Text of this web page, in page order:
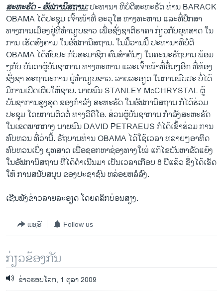
ສະຫະຣັດ - ອັຟການິສຖານ:ປະທານາ ທິບໍດີສະຫະຣັດ ທ່ານ BARACK
OBAMA ໄດ້ປະຊຸມ ເຈົ້າໜ້າທີ່ ອະວຸໂສ ທາງທະຫານ ແລະທີ່ປຶກສາ
ທາງການເມືອງຢູ່ທີ່ທຳນຽບຂາວ ເພື່ອຊັ່ງຊາຕີຣາຄາ ກ່ຽວກັບຍຸທສາດ ໃນ
ການ ເຮັດສົງຄາມ ໃນອັຟການິສຖານ. ໃນມື້ວານນີ້ ປະທານາທິບໍດີ
OBAMA ໄດ້ພົບປະ ກັບສະມາຊິກ ຄົນສຳຄັນໆ ໃນຄະນະຣັຖບານ ພ້ອມ
ໆກັບ ບັນດາຜູ້ບັນຊາການ ທາງທະຫານ ແລະເຈົ້າໜ້າທີ່ອື່ນໆອີກ ທີ່ຫ້ອງ
ຊັ່ງຊາ ສະຖານະການ ຢູ່ທຳນຽບຂາວ. ລາຍລະອຽດ ໃນການພົບປະ ບໍ່ໄດ້
ມີການເປີດເຜີຍໃຫ້ຊາບ. ນາຍພົນ STANLEY McCHRYSTAL ຜູ້
ບັນຊາການສູງສຸດ ຂອງກຳລັງ ສະຫະຣັດ ໃນອັຟການິສຖານ ກໍໄດ້ຮ່ວມ
ປະຊຸມ ໂດຍການຕິດຕໍ່ ທາງວີດີໂອ. ສ່ວນຜູ້ບັນຊາການ ກຳລັງສະຫະຣັດ
ໃນເຂດພາກກາງ ນາຍພົນ DAVID PETRAEUS ກໍໄດ້ເຂົ້າຮ່ວມ ການ
ທົບທວນ ທີ່ວ່ານີ້. ຣັຖບານທ່ານ OBAMA ໄດ້ໃຊ້ເວລາ ຫລາຍໆອາທິດ
ທົບທວນເບິ່ງ ຍຸທສາດ ເພື່ອຊອກຫາຊ່ອງທາງໃໝ່ ແກ້ໄຂບັນຫາຂັດແຍ້ງ
ໃນອັຟການິສຖານ ທີ່ໄດ້ດຳເນີນມາ ເປັນເວລາເກືອບ 8 ປີແລ້ວ ຊຶ່ງໄດ້ເຮັດ
ໃຫ້ ການສນັບສນຸນ ຂອງປະຊາຊົນ ຫລ່ອຍຫລໍລົງ.
ເຊີນຟັງຂ່າວລາຍລະອຽດ ໂດຍຄລິກບ່ອນສຽງ.
ແຊຣ໌ Follow us
ກ່ຽວຂ້ອງກັນ
ຂ່າວຮອບໂລກ, 1 ຕຸລາ 2009